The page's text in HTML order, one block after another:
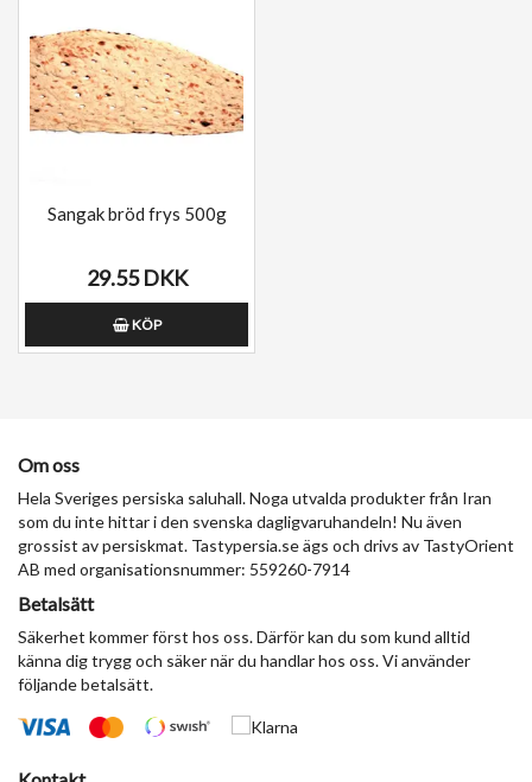
Sangak bröd frys 500g
29.55 DKK
KÖP
Om oss
Hela Sveriges persiska saluhall. Noga utvalda produkter från Iran
som du inte hittar i den svenska dagligvaruhandeln! Nu även
grossist av persiskmat. Tastypersia.se ägs och drivs av TastyOrient
AB med organisationsnummer: 559260-7914
Betalsätt
Säkerhet kommer först hos oss. Därför kan du som kund alltid
känna dig trygg och säker när du handlar hos oss. Vi använder
följande betalsätt.